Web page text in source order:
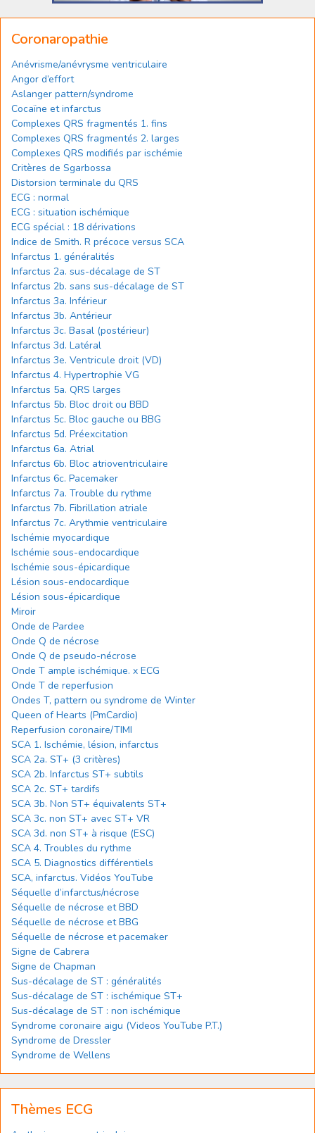
Coronaropathie
Anévrisme/anévrysme ventriculaire
Angor d’effort
Aslanger pattern/syndrome
Cocaïne et infarctus
Complexes QRS fragmentés 1. fins
Complexes QRS fragmentés 2. larges
Complexes QRS modifiés par ischémie
Critères de Sgarbossa
Distorsion terminale du QRS
ECG : normal
ECG : situation ischémique
ECG spécial : 18 dérivations
Indice de Smith. R précoce versus SCA
Infarctus 1. généralités
Infarctus 2a. sus-décalage de ST
Infarctus 2b. sans sus-décalage de ST
Infarctus 3a. Inférieur
Infarctus 3b. Antérieur
Infarctus 3c. Basal (postérieur)
Infarctus 3d. Latéral
Infarctus 3e. Ventricule droit (VD)
Infarctus 4. Hypertrophie VG
Infarctus 5a. QRS larges
Infarctus 5b. Bloc droit ou BBD
Infarctus 5c. Bloc gauche ou BBG
Infarctus 5d. Préexcitation
Infarctus 6a. Atrial
Infarctus 6b. Bloc atrioventriculaire
Infarctus 6c. Pacemaker
Infarctus 7a. Trouble du rythme
Infarctus 7b. Fibrillation atriale
Infarctus 7c. Arythmie ventriculaire
Ischémie myocardique
Ischémie sous-endocardique
Ischémie sous-épicardique
Lésion sous-endocardique
Lésion sous-épicardique
Miroir
Onde de Pardee
Onde Q de nécrose
Onde Q de pseudo-nécrose
Onde T ample ischémique. x ECG
Onde T de reperfusion
Ondes T, pattern ou syndrome de Winter
Queen of Hearts (PmCardio)
Reperfusion coronaire/TIMI
SCA 1. Ischémie, lésion, infarctus
SCA 2a. ST+ (3 critères)
SCA 2b. Infarctus ST+ subtils
SCA 2c. ST+ tardifs
SCA 3b. Non ST+ équivalents ST+
SCA 3c. non ST+ avec ST+ VR
SCA 3d. non ST+ à risque (ESC)
SCA 4. Troubles du rythme
SCA 5. Diagnostics différentiels
SCA, infarctus. Vidéos YouTube
Séquelle d’infarctus/nécrose
Séquelle de nécrose et BBD
Séquelle de nécrose et BBG
Séquelle de nécrose et pacemaker
Signe de Cabrera
Signe de Chapman
Sus-décalage de ST : généralités
Sus-décalage de ST : ischémique ST+
Sus-décalage de ST : non ischémique
Syndrome coronaire aigu (Videos YouTube P.T.)
Syndrome de Dressler
Syndrome de Wellens
Thèmes ECG